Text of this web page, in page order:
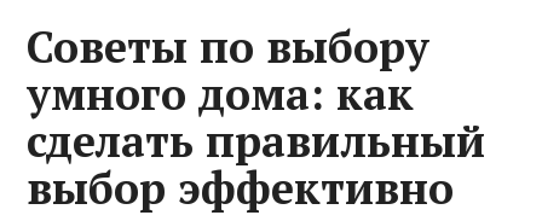
Советы по выбору
умного дома: как
сделать правильный
выбор эффективно